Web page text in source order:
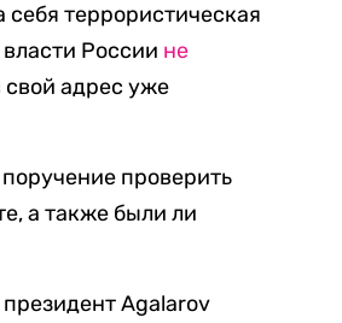
себя террористическая
России не
адрес уже
поручение проверить
а также были ли
Agalarov